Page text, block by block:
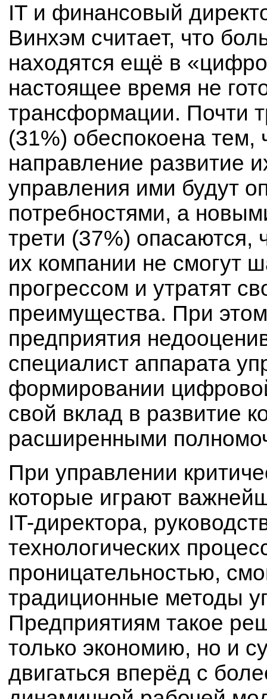
IT и финансовый
Винхэм считает, что
находятся ещё в
настоящее время не
трансформации. Почти
(31%) обеспокоена
направление развитие
управления ими будут
потребностями, а
трети (37%) опасаются,
их компании не смогут
прогрессом и утратят
преимущества. При
предприятия
специалист аппарата
формировании
свой вклад в развитие
расширенными
При управлении
которые играют
IT-директора,
технологических
проницательностью,
традиционные методы
Предприятиям такое
только экономию, но и
двигаться вперёд с